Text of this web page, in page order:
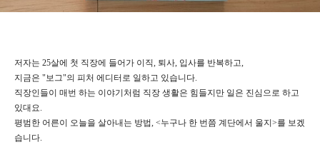
저자는 25살에 첫 직장에 들어가 이직, 퇴사, 입사를 반복하고,
지금은 "보그"의 피처 에디터로 일하고 있습니다.
직장인들이 매번 하는 이야기처럼 직장 생활은 힘들지만 일은 진심으로 하고
있대요.
평범한 어른이 오늘을 살아내는 방법, <누구나 한 번쯤 계단에서 울지>를 보겠
습니다.